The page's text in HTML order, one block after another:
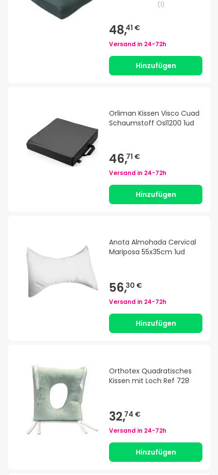
(1)
48,41 €
Versand in 24-72h
Hinzufügen
Orliman Kissen Visco Cuad
Schaumstoff Osl1200 1ud
46,71 €
Versand in 24-72h
Hinzufügen
Anota Almohada Cervical
Mariposa 55x35cm 1ud
56,30 €
Versand in 24-72h
Hinzufügen
Orthotex Quadratisches
Kissen mit Loch Ref 728
32,74 €
Versand in 24-72h
Hinzufügen